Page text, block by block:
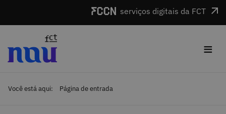
serviços digitais da FCT
≡
Você está aqui: Página de entrada